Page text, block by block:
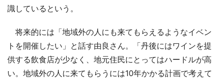
識しているという。
将来的には「地域外の人にも来てもらえるようなイベン
トを開催したい」と話す由良さん。「丹後にはワインを提
供する飲食店が少なく、地元住民にとってはハードルが高
い。地域外の人に来てもらうには10年かかる計画で考えて